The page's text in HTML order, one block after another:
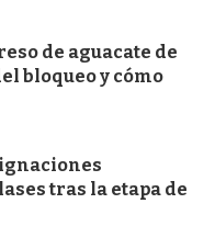
de aguacate de
bloqueo y cómo
tras la etapa de